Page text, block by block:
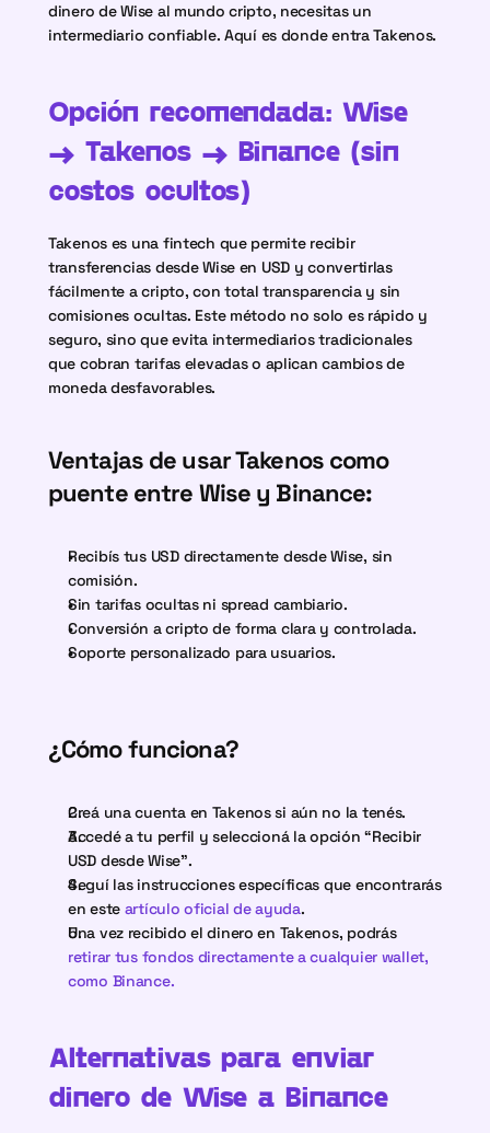
dinero de Wise al mundo cripto, necesitas un
intermediario confiable. Aquí es donde entra Takenos.
Opción recomendada: Wise
→ Takenos → Binance (sin
costos ocultos)
Takenos es una fintech que permite recibir
transferencias desde Wise en USD y convertirlas
fácilmente a cripto, con total transparencia y sin
comisiones ocultas. Este método no solo es rápido y
seguro, sino que evita intermediarios tradicionales
que cobran tarifas elevadas o aplican cambios de
moneda desfavorables.
Ventajas de usar Takenos como
puente entre Wise y Binance:
Recibís tus USD directamente desde Wise, sin
comisión.
Sin tarifas ocultas ni spread cambiario.
Conversión a cripto de forma clara y controlada.
Soporte personalizado para usuarios.
¿Cómo funciona?
Creá una cuenta en Takenos si aún no la tenés.
Accedé a tu perfil y seleccioná la opción “Recibir
USD desde Wise”.
Seguí las instrucciones específicas que encontrarás
en este artículo oficial de ayuda.
Una vez recibido el dinero en Takenos, podrás
retirar tus fondos directamente a cualquier wallet,
como Binance.
Alternativas para enviar
dinero de Wise a Binance